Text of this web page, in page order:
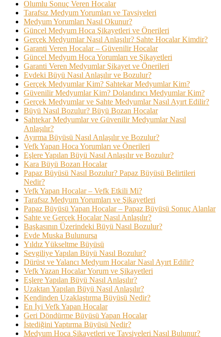
Olumlu Sonuç Veren Hocalar
Tarafsız Medyum Yorumları ve Tavsiyeleri
Medyum Yorumları Nasıl Okunur?
Güncel Medyum Hoca Şikayetleri ve Önerileri
Gerçek Medyumlar Nasıl Anlaşılır? Sahte Hocalar Kimdir?
Garanti Veren Hocalar – Güvenilir Hocalar
Güncel Medyum Hoca Yorumları ve Şikayetleri
Garanti Veren Medyumlar Şikayet ve Önerileri
Evdeki Büyü Nasıl Anlaşılır ve Bozulur?
Gerçek Medyumlar Kim? Sahtekar Medyumlar Kim?
Güvenilir Medyumlar Kim? Dolandırıcı Medyumlar Kim?
Gerçek Medyumlar ve Sahte Medyumlar Nasıl Ayırt Edilir?
Büyü Nasıl Bozulur? Büyü Bozan Hocalar
Sahtekar Medyumlar ve Güvenilir Medyumlar Nasıl
Anlaşılır?
Ayırma Büyüsü Nasıl Anlaşılır ve Bozulur?
Vefk Yapan Hoca Yorumları ve Önerileri
Eşlere Yapılan Büyü Nasıl Anlaşılır ve Bozulur?
Kara Büyü Bozan Hocalar
Papaz Büyüsü Nasıl Bozulur? Papaz Büyüsü Belirtileri
Nedir?
Vefk Yapan Hocalar – Vefk Etkili Mi?
Tarafsız Medyum Yorumları ve Şikayetleri
Papaz Büyüsü Yapan Hocalar – Papaz Büyüsü Sonuç Alanlar
Sahte ve Gerçek Hocalar Nasıl Anlaşılır?
Başkasının Üzerindeki Büyü Nasıl Bozulur?
Evde Muska Bulunursa
Yıldız Yükseltme Büyüsü
Sevgiliye Yapılan Büyü Nasıl Bozulur?
Dürüst ve Yalancı Medyum Hocalar Nasıl Ayırt Edilir?
Vefk Yazan Hocalar Yorum ve Şikayetleri
Eşlere Yapılan Büyü Nasıl Anlaşılır?
Uzaktan Yapılan Büyü Nasıl Anlaşılır?
Kendinden Uzaklaştırma Büyüsü Nedir?
En İyi Vefk Yapan Hocalar
Geri Döndürme Büyüsü Yapan Hocalar
İstediğini Yaptırma Büyüsü Nedir?
Medyum Hoca Şikayetleri ve Tavsiyeleri Nasıl Bulunur?